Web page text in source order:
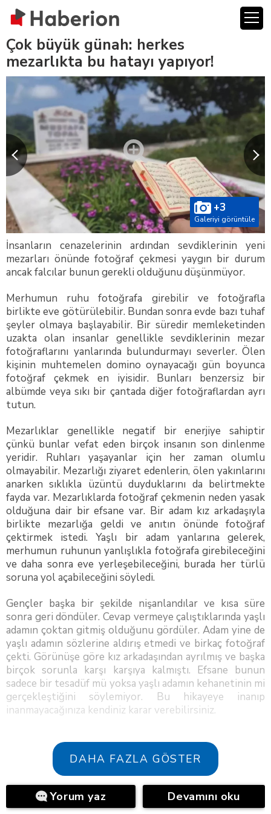
Çok büyük günah: herkes
mezarlıkta bu hatayı yapıyor!
+3
Galeriyi görüntüle
İnsanların cenazelerinin ardından sevdiklerinin yeni
mezarları önünde fotoğraf çekmesi yaygın bir durum
ancak falcılar bunun gerekli olduğunu düşünmüyor.
Merhumun ruhu fotoğrafa girebilir ve fotoğrafla
birlikte eve götürülebilir. Bundan sonra evde bazı tuhaf
şeyler olmaya başlayabilir. Bir süredir memleketinden
uzakta olan insanlar genellikle sevdiklerinin mezar
fotoğraflarını yanlarında bulundurmayı severler. Ölen
kişinin muhtemelen domino oynayacağı gün boyunca
fotoğraf çekmek en iyisidir. Bunları benzersiz bir
albümde veya sıkı bir çantada diğer fotoğraflardan ayrı
tutun.
Mezarlıklar genellikle negatif bir enerjiye sahiptir
çünkü bunlar vefat eden birçok insanın son dinlenme
yeridir. Ruhları yaşayanlar için her zaman olumlu
olmayabilir. Mezarlığı ziyaret edenlerin, ölen yakınlarını
anarken sıklıkla üzüntü duyduklarını da belirtmekte
fayda var. Mezarlıklarda fotoğraf çekmenin neden yasak
olduğuna dair bir efsane var. Bir adam kız arkadaşıyla
birlikte mezarlığa geldi ve anıtın önünde fotoğraf
çektirmek istedi. Yaşlı bir adam yanlarına gelerek,
merhumun ruhunun yanlışlıkla fotoğrafa girebileceğini
ve daha sonra eve yerleşebileceğini, burada her türlü
soruna yol açabileceğini söyledi.
Gençler başka bir şekilde nişanlandılar ve kısa süre
sonra geri döndüler. Cevap vermeye çalıştıklarında yaşlı
adamın çoktan gitmiş olduğunu gördüler. Adam yine de
yaşlı adamın sözlerine aldırış etmedi ve birkaç fotoğraf
çekti. Görünüşe göre kız arkadaşından ayrılmış ve başka
birçok sorunla karşı karşıya kalmıştı. Efsane bunun
sadece bir tesadüf mü yoksa yaşlı adamın kehanetinin mi
gerçekleştiğini söylemiyor. Bu hikayeye inanıp
inanmayacağınıza kendiniz karar verebilirsiniz.
DAHA FAZLA GÖSTER
Yorum yaz Devamını oku